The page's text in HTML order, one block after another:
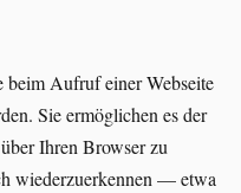
beim Aufruf einer Webseite
Sie ermöglichen es der
Ihren Browser zu
wiederzuerkennen — etwa